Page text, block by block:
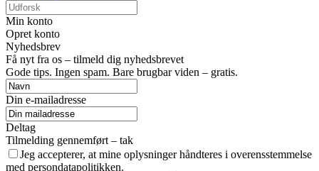
Min konto
Opret konto
Nyhedsbrev
Få nyt fra os – tilmeld dig nyhedsbrevet
Gode tips. Ingen spam. Bare brugbar viden – gratis.
Din e-mailadresse
Deltag
Tilmelding gennemført – tak
Jeg accepterer, at mine oplysninger håndteres i overensstemmelse
med persondatapolitikken.